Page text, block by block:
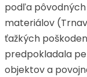
podľa
materiálov
ťažkých
predpokladala
objektov a